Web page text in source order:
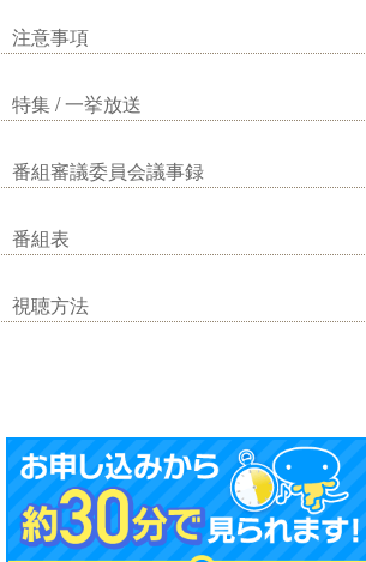
注意事項
特集 / 一挙放送
番組審議委員会議事録
番組表
視聴方法